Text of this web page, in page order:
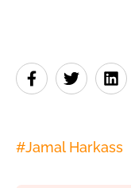
#Jamal Harkass